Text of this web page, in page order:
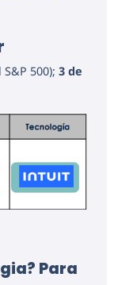
500); 3 de
Para